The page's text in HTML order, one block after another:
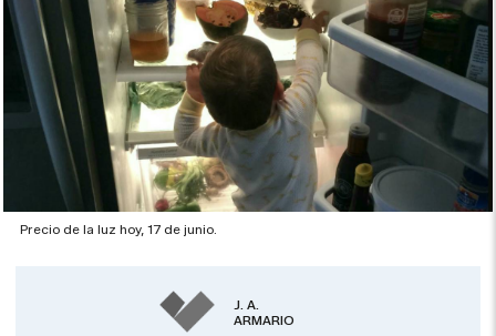
Precio de la luz hoy, 17 de junio.
J. A.
ARMARIO